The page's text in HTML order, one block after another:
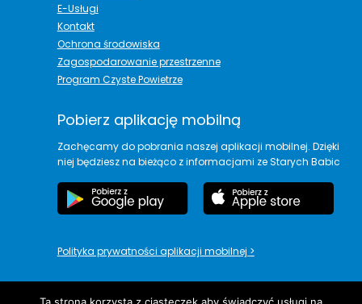
E-Usługi
Kontakt
Ochrona środowiska
Zagospodarowanie przestrzenne
Program Czyste Powietrze
Pobierz aplikację mobilną
Zachęcamy do pobrania naszej aplikacji mobilnej. Dzięki
niej będziesz na bieżąco z informacjami ze Starych Babic
Polityka prywatności aplikacji mobilnej >